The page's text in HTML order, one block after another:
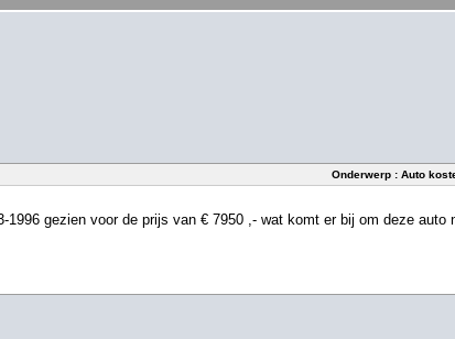
Onderwerp : Auto
1996 gezien voor de prijs van € 7950 ,- wat komt er bij om deze